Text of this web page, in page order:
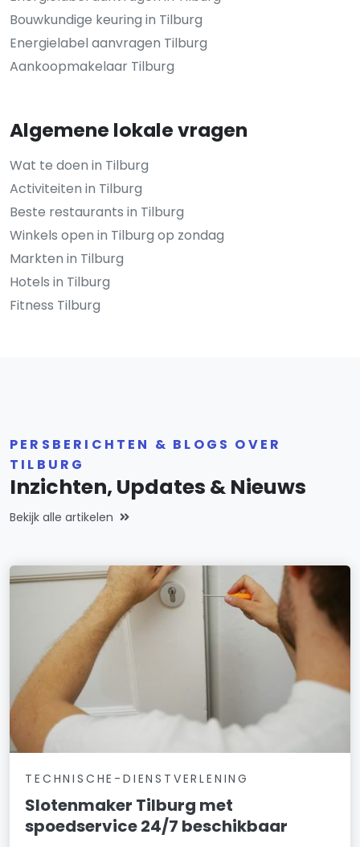
Bouwkundige keuring in Tilburg
Energielabel aanvragen Tilburg
Aankoopmakelaar Tilburg
Algemene lokale vragen
Wat te doen in Tilburg
Activiteiten in Tilburg
Beste restaurants in Tilburg
Winkels open in Tilburg op zondag
Markten in Tilburg
Hotels in Tilburg
Fitness Tilburg
PERSBERICHTEN & BLOGS OVER
TILBURG
Inzichten, Updates & Nieuws
Bekijk alle artikelen
TECHNISCHE-DIENSTVERLENING
Slotenmaker Tilburg met
spoedservice 24/7 beschikbaar